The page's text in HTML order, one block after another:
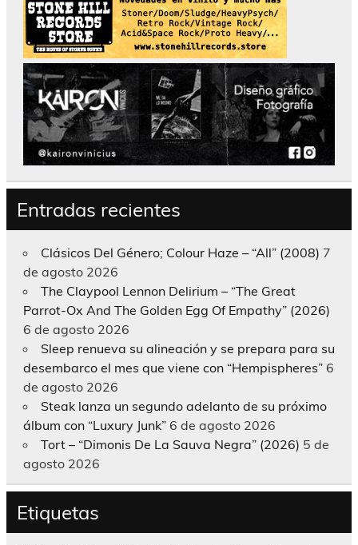
Entradas recientes
Clásicos Del Género; Colour Haze – “All” (2008) 7
de agosto 2026
The Claypool Lennon Delirium – “The Great
Parrot-Ox And The Golden Egg Of Empathy” (2026)
6 de agosto 2026
Sleep renueva su alineación y se prepara para su
desembarco el mes que viene con “Hempispheres” 6
de agosto 2026
Steak lanza un segundo adelanto de su próximo
álbum con “Luxury Junk” 6 de agosto 2026
Tort – “Dimonis De La Sauva Negra” (2026) 5 de
agosto 2026
Etiquetas